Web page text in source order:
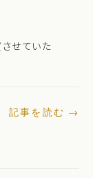
せていた
記事を読む →